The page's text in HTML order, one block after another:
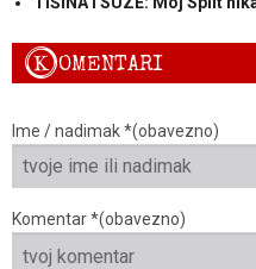
KOMENTARI
Ime / nadimak *(obavezno)
Komentar *(obavezno)